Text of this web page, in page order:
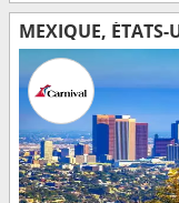
MEXIQUE, ÉTATS-